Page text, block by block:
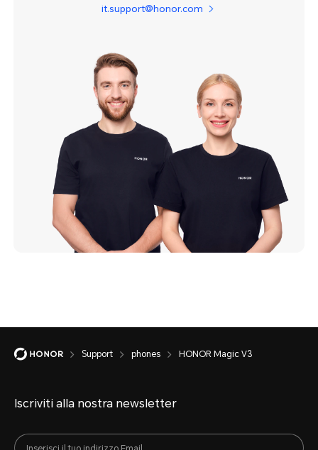
it.support@honor.com
Support phones HONOR Magic V3
Iscriviti alla nostra newsletter